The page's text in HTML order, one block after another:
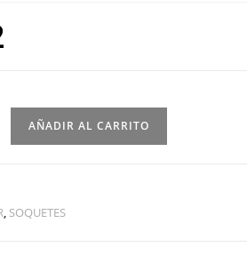
AÑADIR AL CARRITO
, SOQUETES